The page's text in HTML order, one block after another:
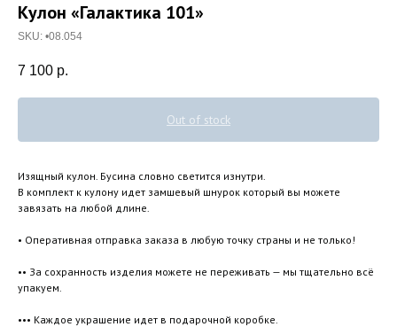
Кулон «Галактика 101»
SKU: •08.054
7 100 р.
Out of stock
Изящный кулон. Бусина словно светится изнутри.
В комплект к кулону идет замшевый шнурок который вы можете
завязать на любой длине.
• Оперативная отправка заказа в любую точку страны и не только!
•• За сохранность изделия можете не переживать — мы тщательно всё
упакуем.
••• Каждое украшение идет в подарочной коробке.